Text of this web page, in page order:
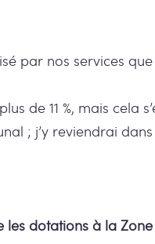
par nos services
de 11 %, mais cela
; j’y reviendrai
dotations à la